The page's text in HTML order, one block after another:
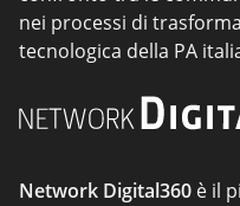
nei processi di
tecnologica della PA
Network Digital360 è il